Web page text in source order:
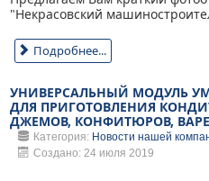
"Некрасовский
Подробнее...
УНИВЕРСАЛЬНЫЙ МОДУЛЬ
ДЛЯ ПРИГОТОВЛЕНИЯ
ДЖЕМОВ, КОНФИТЮРОВ,
Категория: Новости нашей
Создано: 24 июля 2019